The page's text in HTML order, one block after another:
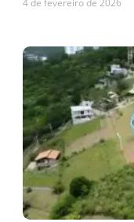
4 de fevereiro de 2026